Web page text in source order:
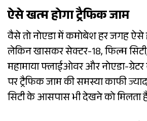
ऐसे खत्म होगा ट्रैफिक जाम
वैसे तो नोएडा में कमोबेश हर जगह ऐसे
लेकिन खासकर सेक्टर-18, फिल्म
महामाया फ्लाईओवर और नोएडा-
पर ट्रैफिक जाम की समस्या काफी
सिटी के आसपास भी देखने को मिलता